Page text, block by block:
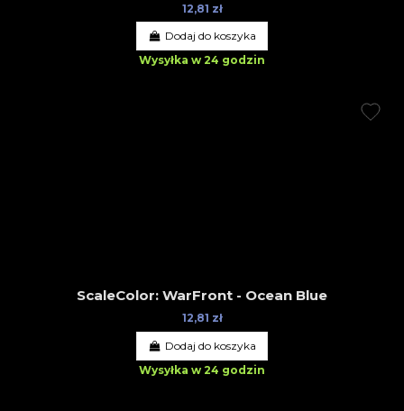
12,81 zł
Dodaj do koszyka
Wysyłka w 24 godzin
ScaleColor: WarFront - Ocean Blue
12,81 zł
Dodaj do koszyka
Wysyłka w 24 godzin